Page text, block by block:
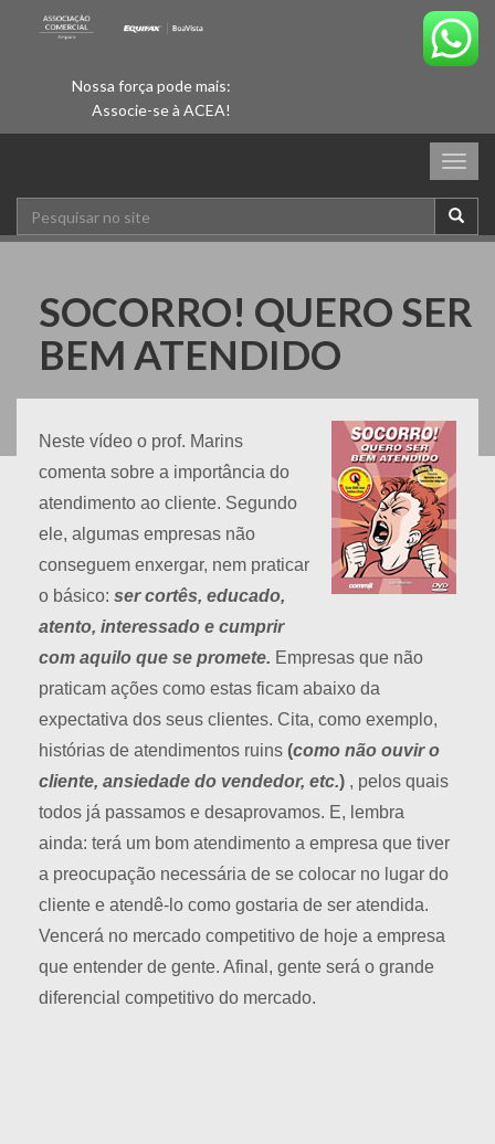
Nossa força pode mais:
Associe-se à ACEA!
SOCORRO! QUERO SER
BEM ATENDIDO
Neste vídeo o prof. Marins
comenta sobre a importância do
atendimento ao cliente. Segundo
ele, algumas empresas não
conseguem enxergar, nem praticar
o básico: ser cortês, educado,
atento, interessado e cumprir
com aquilo que se promete. Empresas que não
praticam ações como estas ficam abaixo da
expectativa dos seus clientes. Cita, como exemplo,
histórias de atendimentos ruins (como não ouvir o
cliente, ansiedade do vendedor, etc.) , pelos quais
todos já passamos e desaprovamos. E, lembra
ainda: terá um bom atendimento a empresa que tiver
a preocupação necessária de se colocar no lugar do
cliente e atendê-lo como gostaria de ser atendida.
Vencerá no mercado competitivo de hoje a empresa
que entender de gente. Afinal, gente será o grande
diferencial competitivo do mercado.